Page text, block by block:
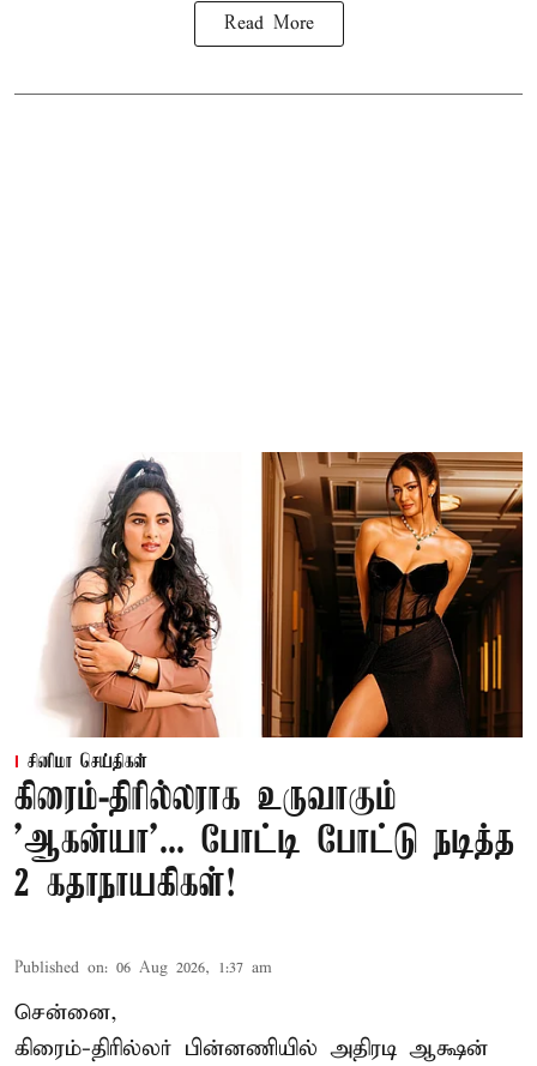
Read More
சினிமா செய்திகள்
கிரைம்-திரில்லராக உருவாகும்
'ஆகன்யா'... போட்டி போட்டு நடித்த
2 கதாநாயகிகள்!
Published on: 06 Aug 2026, 1:37 am
சென்னை,
கிரைம்-திரில்லர் பின்னணியில் அதிரடி ஆக்ஷன்